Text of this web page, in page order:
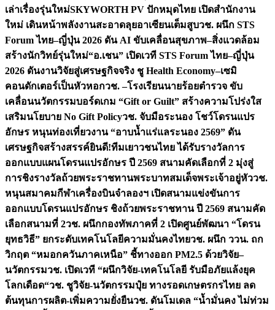
เล่าเรื่องรุ่นใหม่SKYWORTH PV ปักหมุดไทย เปิดสำนักงาน
ใหม่ เดินหน้าพลังงานสะอาดลุยอาเซียนเต็มสูบวช. ผนึก STS
Forum ไทย–ญี่ปุ่น 2026 ดัน AI ขับเคลื่อนสุขภาพ–สิ่งแวดล้อม
สร้างนักวิทย์รุ่นใหม่“อ.เชน” เปิดเวที STS Forum ไทย–ญี่ปุ่น
2026 ดันงานวิจัยสู่เศรษฐกิจจริง ชู Health Economy–เซมิ
คอนดักเตอร์เป็นหัวหอกวช. –โรงเรียนนายร้อยตำรวจ ขับ
เคลื่อนนวัตกรรมบอร์ดเกม “Gift or Guilt” สร้างความโปร่งใส
เสริมนโยบาย No Gift Policyวช. จับมือระนอง โชว์โดรนแปร
อักษร หนุนท่องเที่ยวงาน “อาบน้ำแร่แลระนอง 2569” ดัน
เศรษฐกิจสร้างสรรค์ยินดี!ทีมเยาวชนไทย ได้รับรางวัลการ
ออกแบบแผนโดรนแปรอักษร ปี 2569 สนามคัดเลือกที่ 2 มุ่งสู่
การชิงรางวัลถ้วยพระราชทานพระบาทสมเด็จพระเจ้าอยู่หัววช.
หนุนสมาคมกีฬาเครื่องบินจำลองฯ เปิดสนามแข่งขันการ
ออกแบบโดรนแปรอักษร ชิงถ้วยพระราชทาน ปี 2569 สนามคัด
เลือกสนามที่ 2วช. ผนึกกองทัพภาคที่ 2 เปิดศูนย์พัฒนา “โดรน
ยุทธวิธี” ยกระดับเทคโนโลยีความมั่นคงไทยวช. ผนึก ววน. ถก
วิกฤต “หมอกควันภาคเหนือ” ชี้ทางออก PM2.5 ด้วยวิจัย–
นวัตกรรมวช. เปิดเวที “ผนึกวิจัย-เทคโนโลยี รับมือภัยแล้งยุค
โลกเดือด“วช. ชูวิจัย-นวัตกรรมปุ๋ย ทางรอดเกษตรกรไทย ลด
ต้นทุนการผลิต-เพิ่มความยั่งยืนวช. ดันโมเดล “น้ำมั่นคง ไม่ท่วม